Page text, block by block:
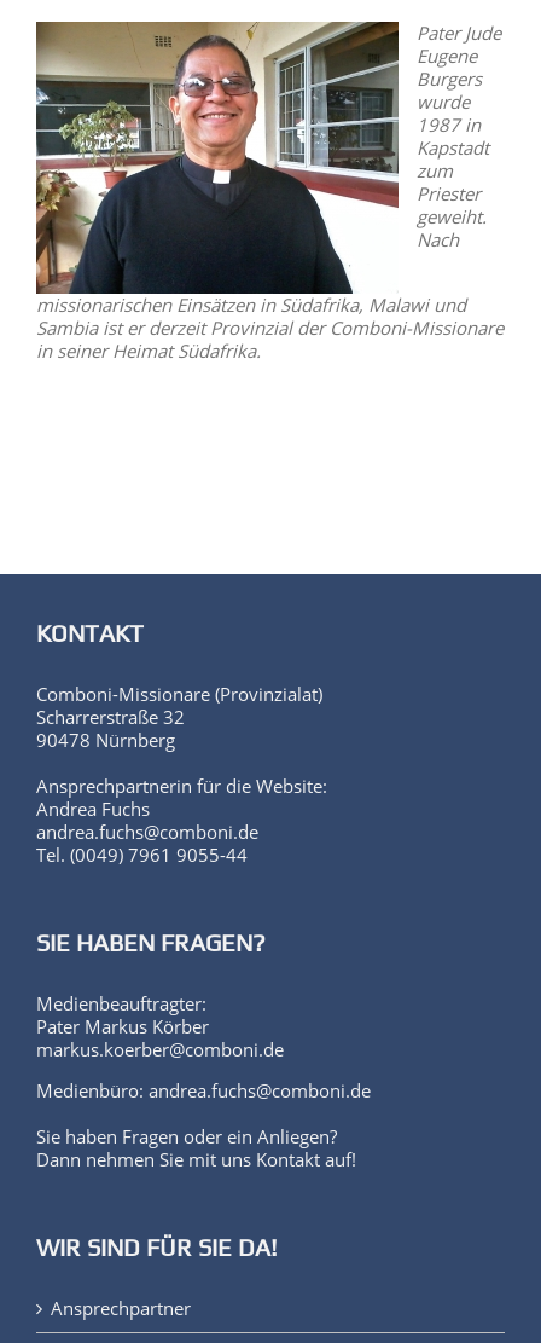
Pater Jude
Eugene
Burgers
wurde
1987 in
Kapstadt
zum
Priester
geweiht.
Nach
missionarischen Einsätzen in Südafrika, Malawi und
Sambia ist er derzeit Provinzial der Comboni-Missionare
in seiner Heimat Südafrika.
KONTAKT
Comboni-Missionare (Provinzialat)
Scharrerstraße 32
90478 Nürnberg
Ansprechpartnerin für die Website:
Andrea Fuchs
andrea.fuchs@comboni.de
Tel. (0049) 7961 9055-44
SIE HABEN FRAGEN?
Medienbeauftragter:
Pater Markus Körber
markus.koerber@comboni.de
Medienbüro: andrea.fuchs@comboni.de
Sie haben Fragen oder ein Anliegen?
Dann nehmen Sie mit uns Kontakt auf!
WIR SIND FÜR SIE DA!
Ansprechpartner